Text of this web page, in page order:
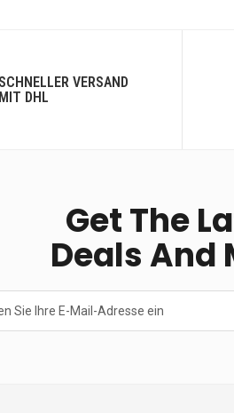
SCHNELLER VERSAND
MIT DHL
Get The
Deals And